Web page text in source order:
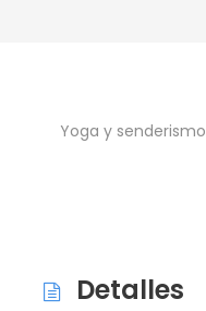
Yoga y senderismo
Detalles